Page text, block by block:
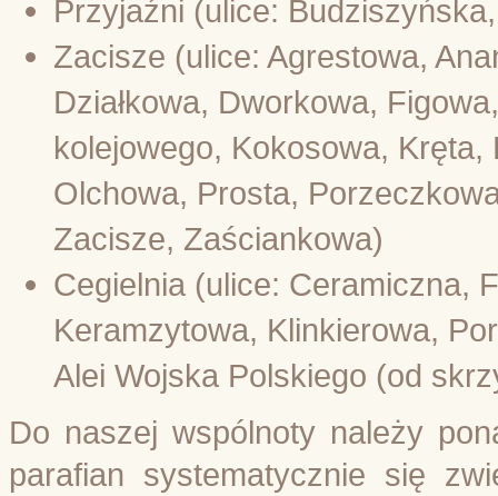
Przyjaźni (ulice:
Zacisze (ulice: Agrestowa,
Działkowa, Dworkowa,
kolejowego, Kokosowa, Kręta,
Olchowa, Prosta,
Zacisze, Zaściankowa)
Cegielnia (ulice: Ceramiczna,
Keramzytowa, Klinkierowa,
Alei Wojska Polskiego (od
Do naszej wspólnoty należy
parafian systematycznie się